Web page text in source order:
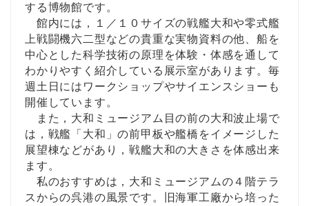
する博物館です。
館内には，１／１０サイズの戦艦大和や零式艦
上戦闘機六二型などの貴重な実物資料の他、船を
中心とした科学技術の原理を体験・体感を通して
わかりやすく紹介している展示室があります。毎
週土日にはワークショップやサイエンスショーも
開催しています。
また，大和ミュージアム目の前の大和波止場で
は，戦艦「大和」の前甲板や艦橋をイメージした
展望棟などがあり，戦艦大和の大きさを体感出来
ます。
私のおすすめは，大和ミュージアムの４階テラ
スからの呉港の風景です。旧海軍工廠から培った